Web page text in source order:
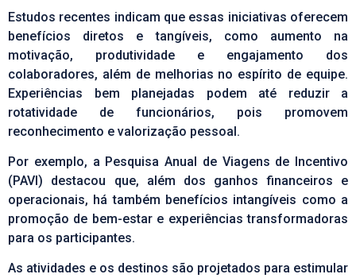
Estudos recentes indicam que essas iniciativas oferecem
benefícios diretos e tangíveis, como aumento na
motivação, produtividade e engajamento dos
colaboradores, além de melhorias no espírito de equipe.
Experiências bem planejadas podem até reduzir a
rotatividade de funcionários, pois promovem
reconhecimento e valorização pessoal.
Por exemplo, a Pesquisa Anual de Viagens de Incentivo
(PAVI) destacou que, além dos ganhos financeiros e
operacionais, há também benefícios intangíveis como a
promoção de bem-estar e experiências transformadoras
para os participantes.
As atividades e os destinos são projetados para estimular